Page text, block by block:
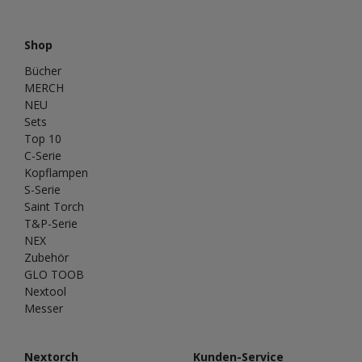
Shop
Bücher
MERCH
NEU
Sets
Top 10
C-Serie
Kopflampen
S-Serie
Saint Torch
T&P-Serie
NEX
Zubehör
GLO TOOB
Nextool
Messer
Nextorch Kunden-Service